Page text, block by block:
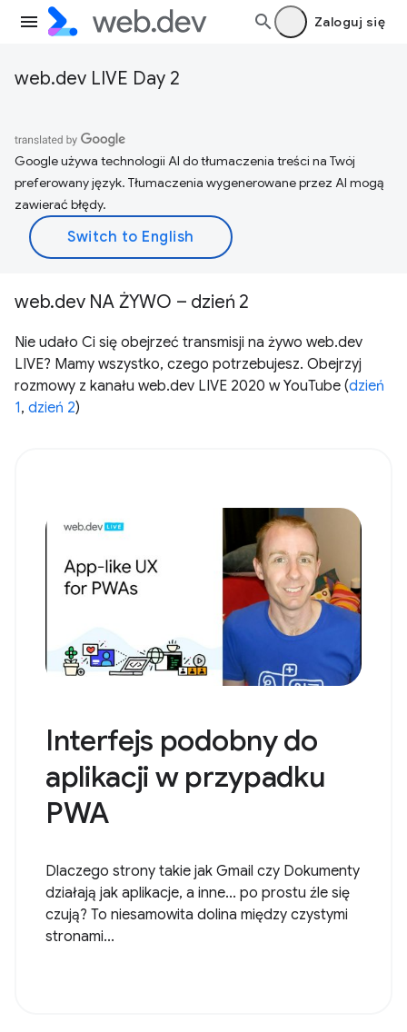
Zaloguj się
web.dev LIVE Day 2
Google używa technologii AI do tłumaczenia treści na Twój
preferowany język. Tłumaczenia wygenerowane przez AI mogą
zawierać błędy.
web.dev NA ŻYWO – dzień 2
Nie udało Ci się obejrzeć transmisji na żywo web.dev
LIVE? Mamy wszystko, czego potrzebujesz. Obejrzyj
rozmowy z kanału web.dev LIVE 2020 w YouTube (dzień
1, dzień 2)
Interfejs podobny do
aplikacji w przypadku
PWA
Dlaczego strony takie jak Gmail czy Dokumenty
działają jak aplikacje, a inne... po prostu źle się
czują? To niesamowita dolina między czystymi
stronami...